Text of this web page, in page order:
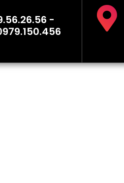
-